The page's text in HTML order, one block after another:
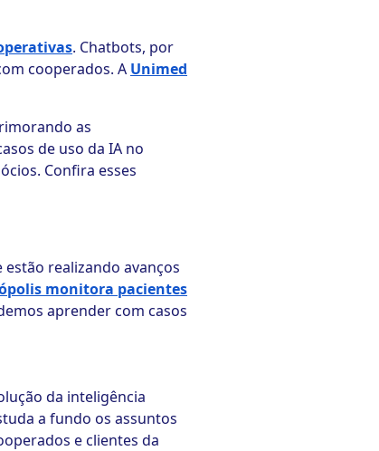
. Chatbots, por
cooperados. A Unimed
as
de uso da IA no
Confira esses
realizando avanços
monitora pacientes
aprender com casos
da inteligência
a fundo os assuntos
e clientes da